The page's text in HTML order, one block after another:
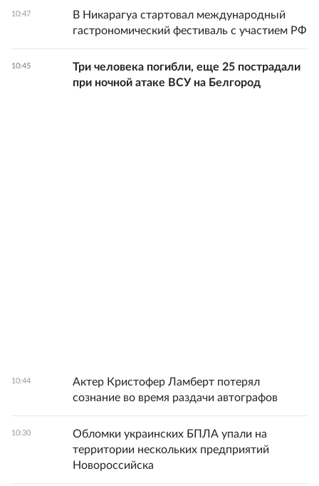
10:47
В Никарагуа стартовал международный
гастрономический фестиваль с участием РФ
10:45
Три человека погибли, еще 25 пострадали
при ночной атаке ВСУ на Белгород
10:44
Актер Кристофер Ламберт потерял
сознание во время раздачи автографов
10:30
Обломки украинских БПЛА упали на
территории нескольких предприятий
Новороссийска